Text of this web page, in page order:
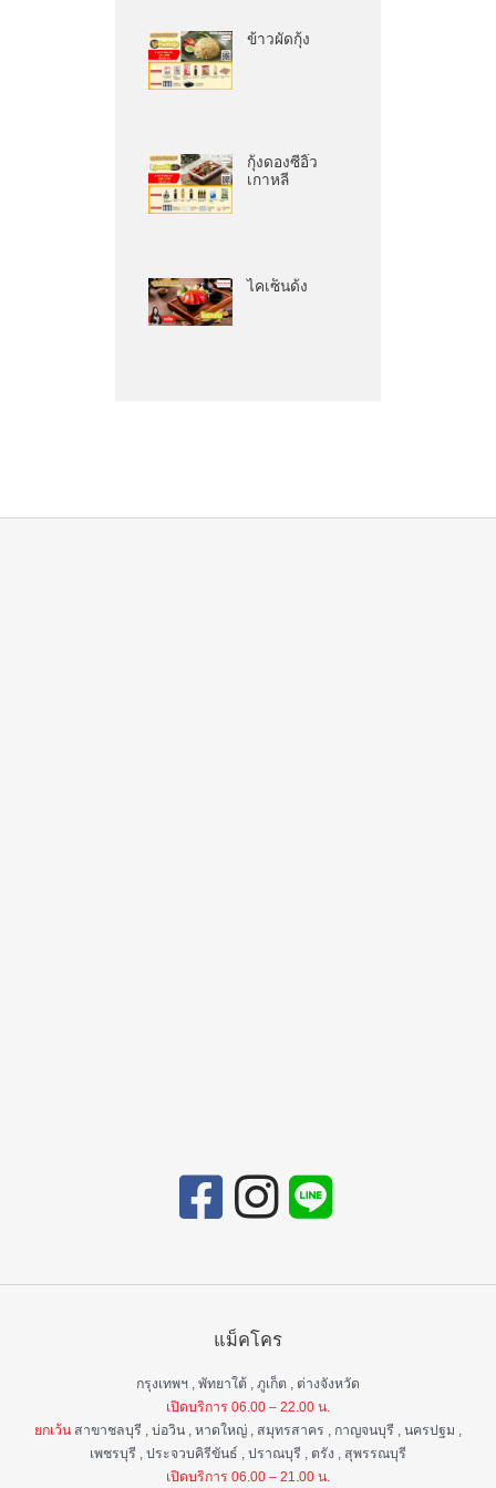
ข้าวผัดกุ้ง
กุ้งดองซีอิ๊ว
เกาหลี
ไคเซ็นด้ง
แม็คโคร
กรุงเทพฯ , พัทยาใต้ , ภูเก็ต , ต่างจังหวัด
เปิดบริการ 06.00 – 22.00 น.
ยกเว้น สาขาชลบุรี , บ่อวิน , หาดใหญ่ , สมุทรสาคร , กาญจนบุรี , นครปฐม ,
เพชรบุรี , ประจวบคิรีขันธ์ , ปราณบุรี , ตรัง , สุพรรณบุรี
เปิดบริการ 06.00 – 21.00 น.